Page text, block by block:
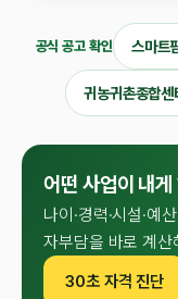
공식 공고 확인 스마트
귀농귀촌종합센
어떤 사업이 내
나이·경력·시설·예
자부담을 바로 계산
30초 자격 진단